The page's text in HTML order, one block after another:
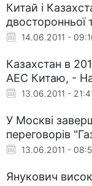
Китай і
двосторонньої
14.06.2011 -
Казахстан в
АЕС Китаю, -
13.06.2011 -
У Москві
переговорів
13.06.2011 -
Янукович